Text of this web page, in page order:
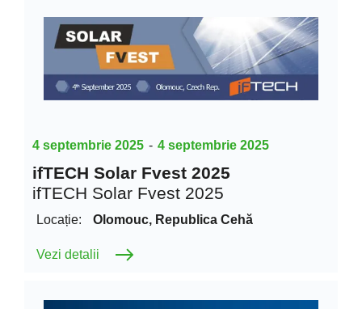
4 septembrie 2025 - 4 septembrie 2025
ifTECH Solar Fvest 2025
ifTECH Solar Fvest 2025
Locație: Olomouc, Republica Cehă
Vezi detalii